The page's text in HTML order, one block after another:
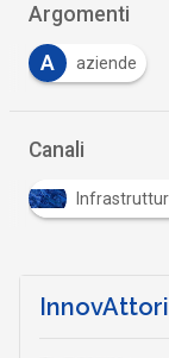
Argomenti
A aziende
Canali
InnovAttori